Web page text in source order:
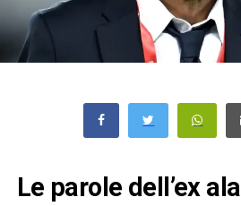
Le parole dell’ex